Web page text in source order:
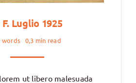
F. Luglio 1925
words 0,3 min read
ut libero malesuada